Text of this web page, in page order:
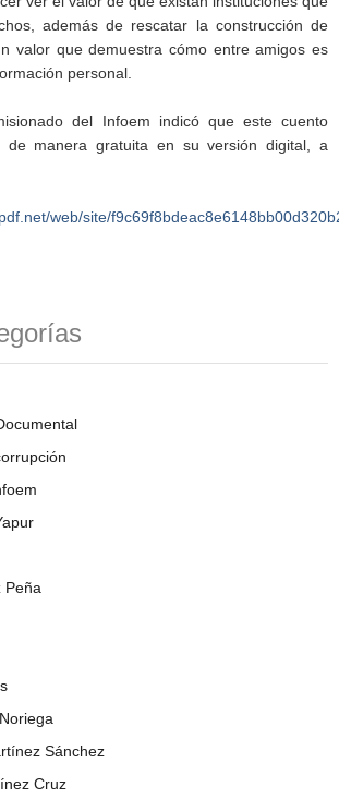
además de rescatar la construcción de
valor que demuestra cómo entre amigos es
personal.
del Infoem indicó que este cuento
de manera gratuita en su versión digital, a
web/site/
Peña
Sánchez
Cruz